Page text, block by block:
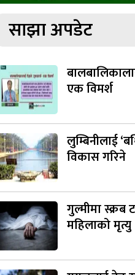
साझा अपडेट
एक विमर्श
लुम्बिनीलाई
विकास गरिने
गुल्मीमा
महिलाको मृत्यु